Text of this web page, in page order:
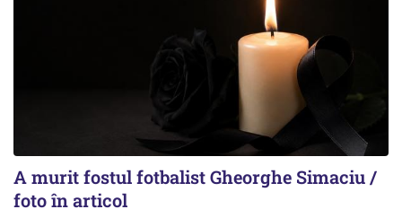
A murit fostul fotbalist Gheorghe Simaciu /
foto în articol